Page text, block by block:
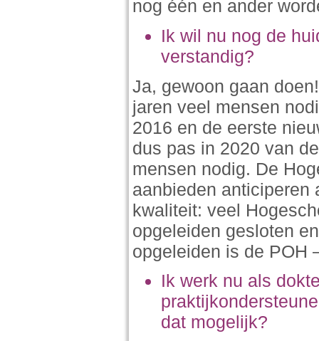
nog één en ander
Ik wil nu nog de
verstandig?
Ja, gewoon gaan
jaren veel mensen
2016 en de eerste
dus pas in 2020 van
mensen nodig. De
aanbieden anticiperen
kwaliteit: veel
opgeleiden gesloten
opgeleiden is de POH
Ik werk nu als
dat mogelijk?